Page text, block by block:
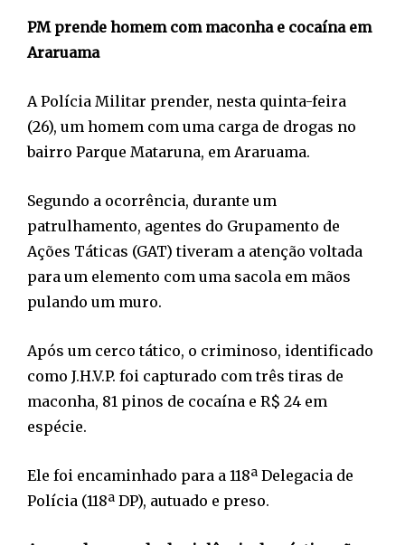
PM prende homem com maconha e cocaína em
Araruama
A Polícia Militar prender, nesta quinta-feira
(26), um homem com uma carga de drogas no
bairro Parque Mataruna, em Araruama.
Segundo a ocorrência, durante um
patrulhamento, agentes do Grupamento de
Ações Táticas (GAT) tiveram a atenção voltada
para um elemento com uma sacola em mãos
pulando um muro.
Após um cerco tático, o criminoso, identificado
como J.H.V.P. foi capturado com três tiras de
maconha, 81 pinos de cocaína e R$ 24 em
espécie.
Ele foi encaminhado para a 118ª Delegacia de
Polícia (118ª DP), autuado e preso.